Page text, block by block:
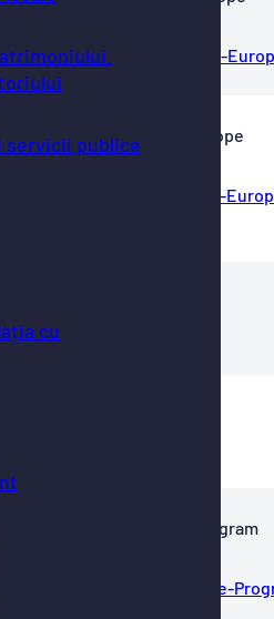
publice
cu
informativ-3_Interreg-
informativ #2_Interreg Europe
informativ-2_Interreg-
Newsletter-2
#1_Interreg Europe Program
1_Interreg-Europe-